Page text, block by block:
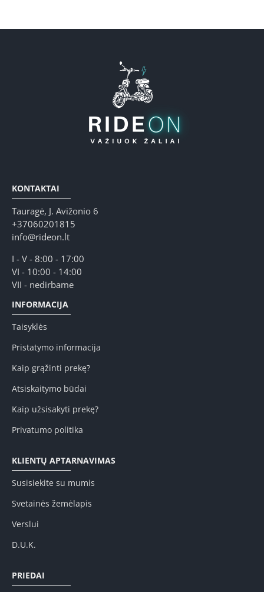
KONTAKTAI
Tauragė, J. Avižonio 6
+37060201815
info@rideon.lt
I - V - 8:00 - 17:00
VI - 10:00 - 14:00
VII - nedirbame
INFORMACIJA
Taisyklės
Pristatymo informacija
Kaip grąžinti prekę?
Atsiskaitymo būdai
Kaip užsisakyti prekę?
Privatumo politika
KLIENTŲ APTARNAVIMAS
Susisiekite su mumis
Svetainės žemėlapis
Verslui
D.U.K.
PRIEDAI